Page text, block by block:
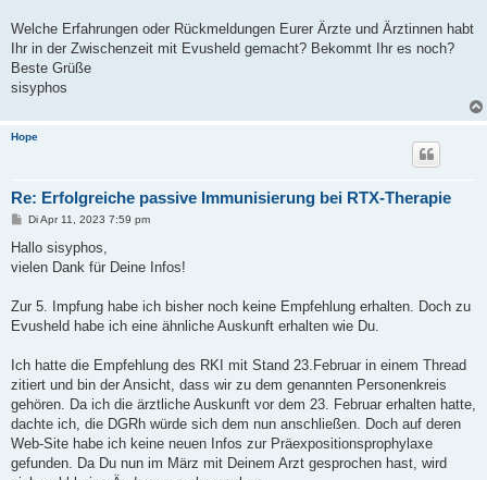
Welche Erfahrungen oder Rückmeldungen Eurer Ärzte und Ärztinnen habt
Ihr in der Zwischenzeit mit Evusheld gemacht? Bekommt Ihr es noch?
Beste Grüße
sisyphos
Hope
Re: Erfolgreiche passive Immunisierung bei RTX-Therapie
B
i
r
Di Apr 11, 2023 7:59 pm
Hallo sisyphos,
vielen Dank für Deine Infos!
Zur 5. Impfung habe ich bisher noch keine Empfehlung erhalten. Doch zu
Evusheld habe ich eine ähnliche Auskunft erhalten wie Du.
Ich hatte die Empfehlung des RKI mit Stand 23.Februar in einem Thread
zitiert und bin der Ansicht, dass wir zu dem genannten Personenkreis
gehören. Da ich die ärztliche Auskunft vor dem 23. Februar erhalten hatte,
dachte ich, die DGRh würde sich dem nun anschließen. Doch auf deren
Web-Site habe ich keine neuen Infos zur Präexpositionsprophylaxe
gefunden. Da Du nun im März mit Deinem Arzt gesprochen hast, wird